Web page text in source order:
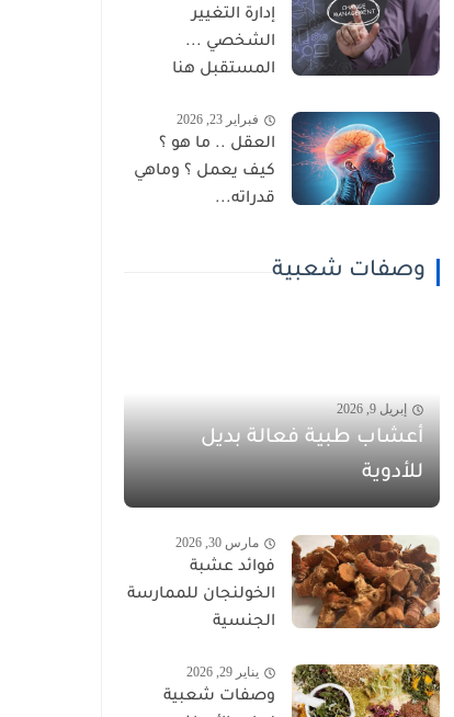
إدارة التغيير
الشخصي ...
المستقبل هنا
فبراير 23, 2026
العقل .. ما هو ؟
كيف يعمل ؟ وماهي
قدراته...
وصفات شعبية
إبريل 9, 2026
أعشاب طبية فعالة بديل
للأدوية
مارس 30, 2026
فوائد عشبة
الخولنجان للممارسة
الجنسية
يناير 29, 2026
وصفات شعبية